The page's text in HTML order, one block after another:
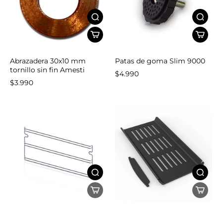
Abrazadera 30x10 mm
tornillo sin fin Amesti
$3.990
Patas de goma Slim 9000
$4.990